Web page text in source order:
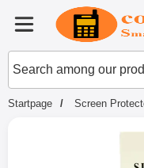
Menu
Search
Startpage Screen